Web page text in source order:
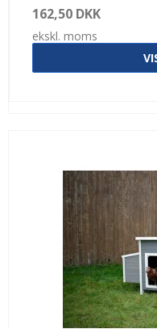
162,50 DKK
ekskl. moms